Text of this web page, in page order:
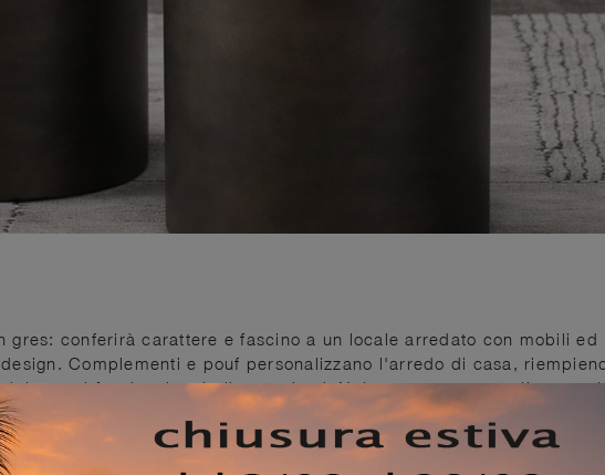
gres: conferirà carattere e fascino a un locale arredato con mobili ed
Complementi e pouf personalizzano l'arredo di casa,
assai funzionale e bello a vedersi. Nel nostro punto vendita potrai
di pouf design in gres della firma, proprio come questa
e multifunzionali, i Complementi design in gres svolgono funzioni
e il valore estetico del locale.